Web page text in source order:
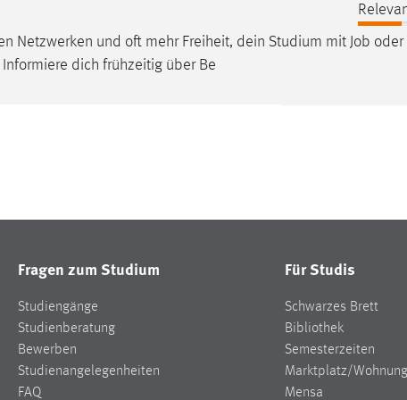
Netzwerken und oft mehr Freiheit, dein Studium mit Job oder
dich frühzeitig über Be
Fragen zum Studium
Studiengänge
Studienberatung
Bewerben
Studienangelegenheiten
FAQ
Für Studis
Schwarzes Brett
Bibliothek
Semesterzeiten
Marktplatz/
Mensa